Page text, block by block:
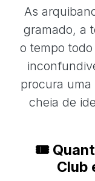
As
gramado, a
o tempo
procura
cheia de
🎟️
Club